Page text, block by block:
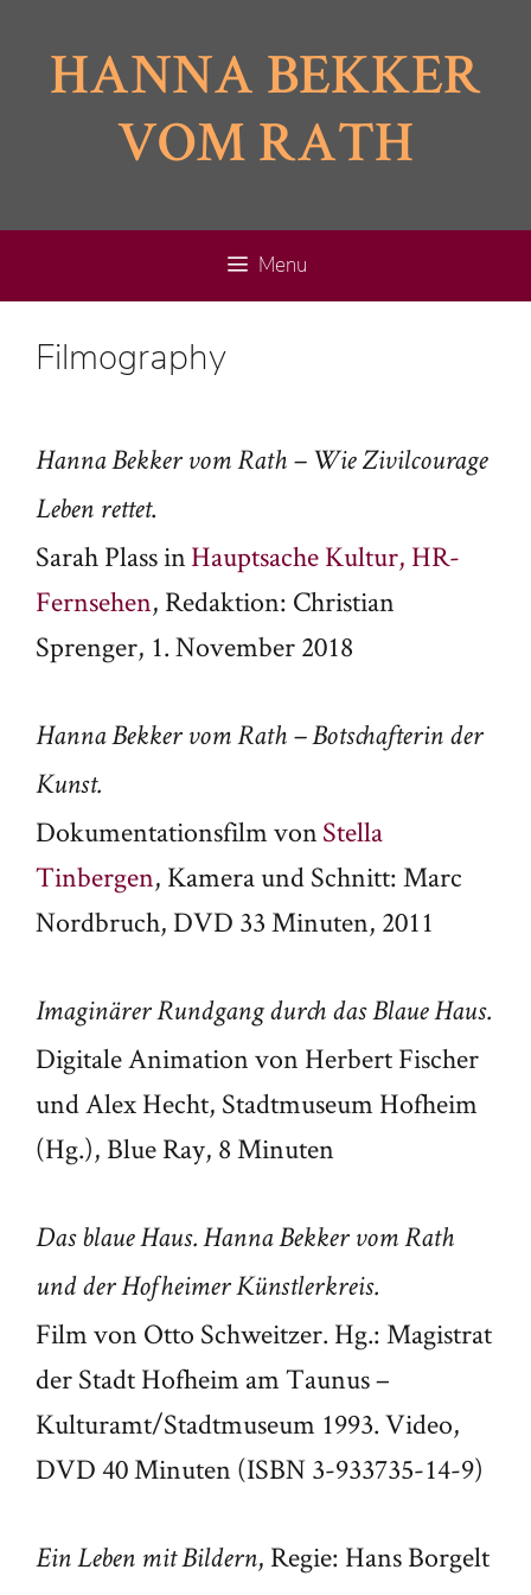
HANNA BEKKER
VOM RATH
Menu
Filmography
Hanna Bekker vom Rath – Wie Zivilcourage
Leben rettet.
Sarah Plass inHauptsache Kultur, HR-
Fernsehen, Redaktion: Christian
Sprenger, 1. November 2018
Hanna Bekker vom Rath – Botschafterin der
Kunst.
Dokumentationsfilm vonStella
Tinbergen, Kamera und Schnitt: Marc
Nordbruch, DVD 33 Minuten, 2011
Imaginärer Rundgang durch das Blaue Haus.
Digitale Animation von Herbert Fischer
und Alex Hecht, Stadtmuseum Hofheim
(Hg.), Blue Ray, 8 Minuten
Das blaue Haus. Hanna Bekker vom Rath
und der Hofheimer Künstlerkreis.
Film von Otto Schweitzer. Hg.: Magistrat
der Stadt Hofheim am Taunus –
Kulturamt/Stadtmuseum 1993. Video,
DVD 40 Minuten (ISBN 3-933735-14-9)
Ein Leben mit Bildern, Regie: Hans Borgelt